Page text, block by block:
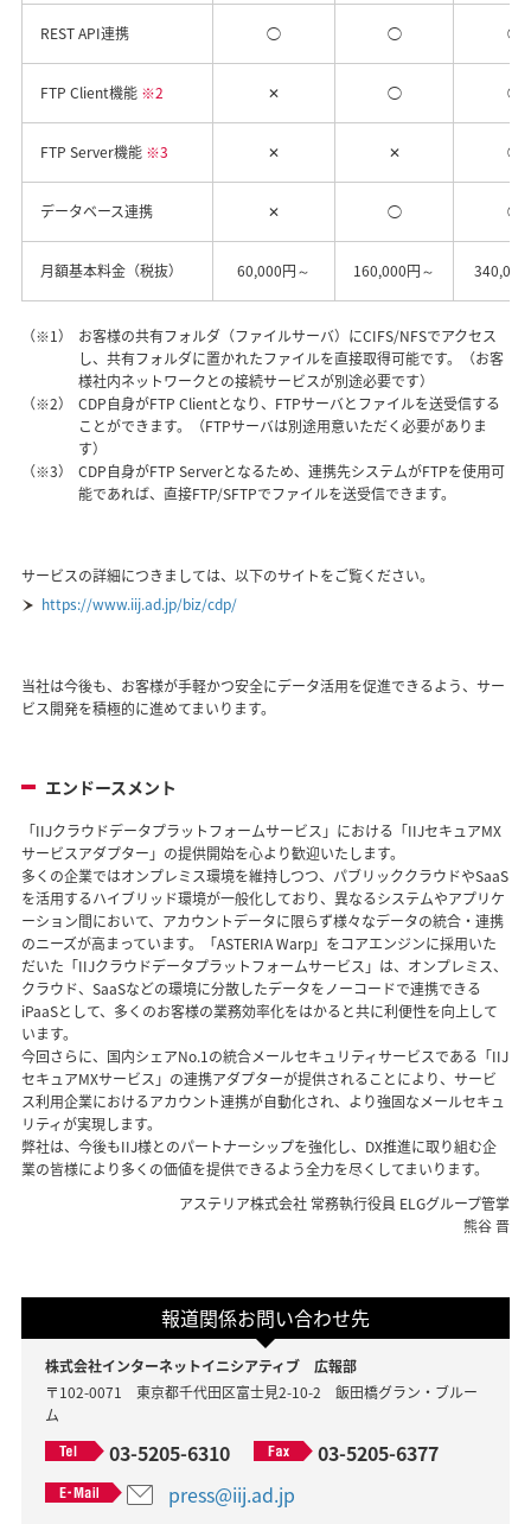
REST API連携 ◯ ◯ ◯
FTP Client機能 ※2 ✕ ◯ ◯
FTP Server機能 ※3 ✕ ✕ ◯
データベース連携 ✕ ◯ ◯
月額基本料金（税抜） 60,000円～ 160,000円～ 340,000
（※1）
お客様の共有フォルダ（ファイルサーバ）にCIFS/NFSでアクセス
し、共有フォルダに置かれたファイルを直接取得可能です。（お客
様社内ネットワークとの接続サービスが別途必要です）
（※2）
CDP自身がFTP Clientとなり、FTPサーバとファイルを送受信する
ことができます。（FTPサーバは別途用意いただく必要がありま
す）
（※3）
CDP自身がFTP Serverとなるため、連携先システムがFTPを使用可
能であれば、直接FTP/SFTPでファイルを送受信できます。
サービスの詳細につきましては、以下のサイトをご覧ください。
https://www.iij.ad.jp/biz/cdp/
当社は今後も、お客様が手軽かつ安全にデータ活用を促進できるよう、サー
ビス開発を積極的に進めてまいります。
エンドースメント
「IIJクラウドデータプラットフォームサービス」における「IIJセキュアMX
サービスアダプター」の提供開始を心より歓迎いたします。
多くの企業ではオンプレミス環境を維持しつつ、パブリッククラウドやSaaS
を活用するハイブリッド環境が一般化しており、異なるシステムやアプリケ
ーション間において、アカウントデータに限らず様々なデータの統合・連携
のニーズが高まっています。「ASTERIA Warp」をコアエンジンに採用いた
だいた「IIJクラウドデータプラットフォームサービス」は、オンプレミス、
クラウド、SaaSなどの環境に分散したデータをノーコードで連携できる
iPaaSとして、多くのお客様の業務効率化をはかると共に利便性を向上して
います。
今回さらに、国内シェアNo.1の統合メールセキュリティサービスである「IIJ
セキュアMXサービス」の連携アダプターが提供されることにより、サービ
ス利用企業におけるアカウント連携が自動化され、より強固なメールセキュ
リティが実現します。
弊社は、今後もIIJ様とのパートナーシップを強化し、DX推進に取り組む企
業の皆様により多くの価値を提供できるよう全力を尽くしてまいります。
アステリア株式会社 常務執行役員 ELGグループ管掌
熊谷 晋
報道関係お問い合わせ先
株式会社インターネットイニシアティブ 広報部
〒102-0071 東京都千代田区富士見2-10-2 飯田橋グラン・ブルー
ム
03-5205-6310
03-5205-6377
press@iij.ad.jp